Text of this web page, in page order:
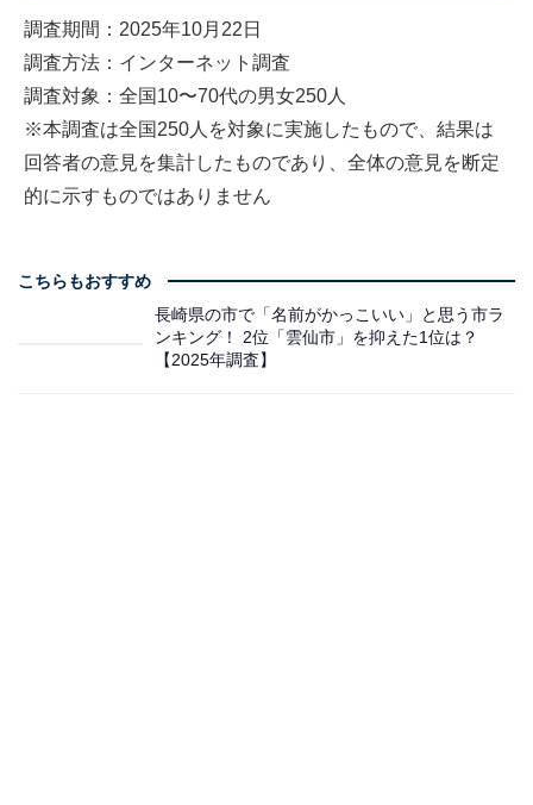
調査期間：2025年10月22日
調査方法：インターネット調査
調査対象：全国10〜70代の男女250人
※本調査は全国250人を対象に実施したもので、結果は
回答者の意見を集計したものであり、全体の意見を断定
的に示すものではありません
こちらもおすすめ
長崎県の市で「名前がかっこいい」と思う市ラ
ンキング！ 2位「雲仙市」を抑えた1位は？
【2025年調査】